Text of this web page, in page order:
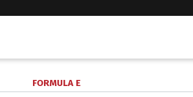
FORMULA E